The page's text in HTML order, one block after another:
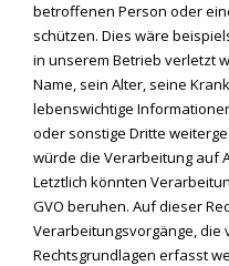
betroffenen Person oder
schützen. Dies wäre
in unserem Betrieb verletzt
Name, sein Alter, seine
lebenswichtige
oder sonstige Dritte
würde die Verarbeitung auf
Letztlich könnten
GVO beruhen. Auf dieser
Verarbeitungsvorgänge,
Rechtsgrundlagen erfasst